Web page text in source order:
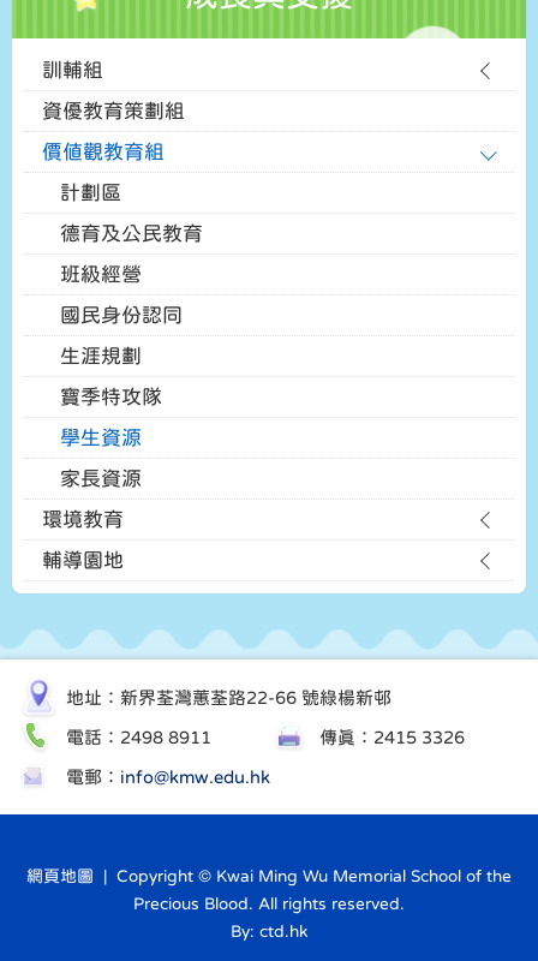
訓輔組
資優教育策劃組
價值觀教育組
計劃區
德育及公民教育
班級經營
國民身份認同
生涯規劃
寶季特攻隊
學生資源
家長資源
環境教育
輔導園地
地址：新界荃灣蕙荃路22-66 號綠楊新邨
電話：2498 8911 傳真：2415 3326
電郵： info@kmw.edu.hk
網頁地圖 | Copyright © Kwai Ming Wu Memorial School of the
Precious Blood. All rights reserved.
By: ctd.hk